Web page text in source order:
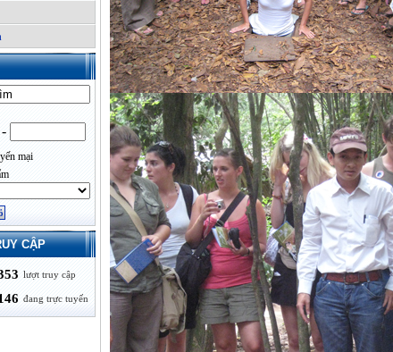
-
mại
CẬP
lượt truy cập
đang trực tuyến